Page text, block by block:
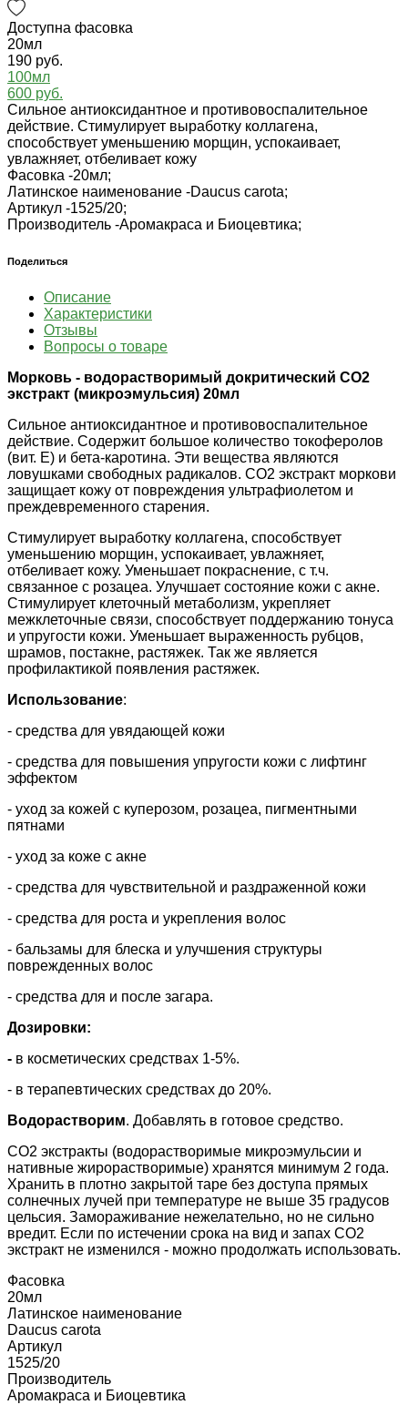
Доступна фасовка
20мл
190 руб.
100мл
600 руб.
Сильное антиоксидантное и противовоспалительное
действие. Стимулирует выработку коллагена,
способствует уменьшению морщин, успокаивает,
увлажняет, отбеливает кожу
Фасовка -20мл;
Латинское наименование -Daucus carota;
Артикул -1525/20;
Производитель -Аромакраса и Биоцевтика;
Поделиться
Описание
Характеристики
Отзывы
Вопросы о товаре
Морковь - водорастворимый докритический СО2
экстракт (микроэмульсия) 20мл
Сильное антиоксидантное и противовоспалительное
действие. Содержит большое количество токоферолов
(вит. Е) и бета-каротина. Эти вещества являются
ловушками свободных радикалов. СО2 экстракт моркови
защищает кожу от повреждения ультрафиолетом и
преждевременного старения.
Стимулирует выработку коллагена, способствует
уменьшению морщин, успокаивает, увлажняет,
отбеливает кожу. Уменьшает покраснение, с т.ч.
связанное с розацеа. Улучшает состояние кожи с акне.
Стимулирует клеточный метаболизм, укрепляет
межклеточные связи, способствует поддержанию тонуса
и упругости кожи. Уменьшает выраженность рубцов,
шрамов, постакне, растяжек. Так же является
профилактикой появления растяжек.
Использование:
- средства для увядающей кожи
- средства для повышения упругости кожи с лифтинг
эффектом
- уход за кожей с куперозом, розацеа, пигментными
пятнами
- уход за коже с акне
- средства для чувствительной и раздраженной кожи
- средства для роста и укрепления волос
- бальзамы для блеска и улучшения структуры
поврежденных волос
- средства для и после загара.
Дозировки:
- в косметических средствах 1-5%.
- в терапевтических средствах до 20%.
Водорастворим. Добавлять в готовое средство.
СО2 экстракты (водорастворимые микроэмульсии и
нативные жирорастворимые) хранятся минимум 2 года.
Хранить в плотно закрытой таре без доступа прямых
солнечных лучей при температуре не выше 35 градусов
цельсия. Замораживание нежелательно, но не сильно
вредит. Если по истечении срока на вид и запах СО2
экстракт не изменился - можно продолжать использовать.
Фасовка
20мл
Латинское наименование
Daucus carota
Артикул
1525/20
Производитель
Аромакраса и Биоцевтика